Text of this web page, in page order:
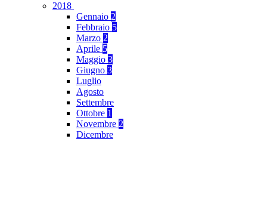
2018
Gennaio 2
Febbraio 5
Marzo 2
Aprile 5
Maggio 3
Giugno 3
Luglio
Agosto
Settembre
Ottobre 1
Novembre 2
Dicembre